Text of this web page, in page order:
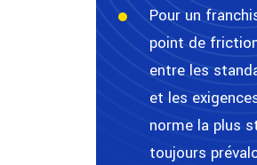
Pour un
point de
entre les
et les
norme la plus
toujours